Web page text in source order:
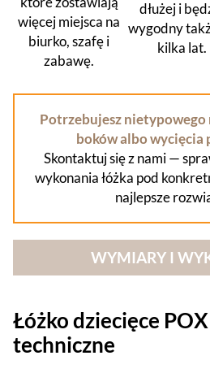
więcej miejsca na
biurko, szafę i
zabawę.
dłużej i
wygodny
kilka lat.
Potrzebujesz nietypowego
boków albo wycięcia
Skontaktuj się z nami —
wykonania łóżka pod
najlepsze
WYMIARY I
Łóżko dziecięce
techniczne